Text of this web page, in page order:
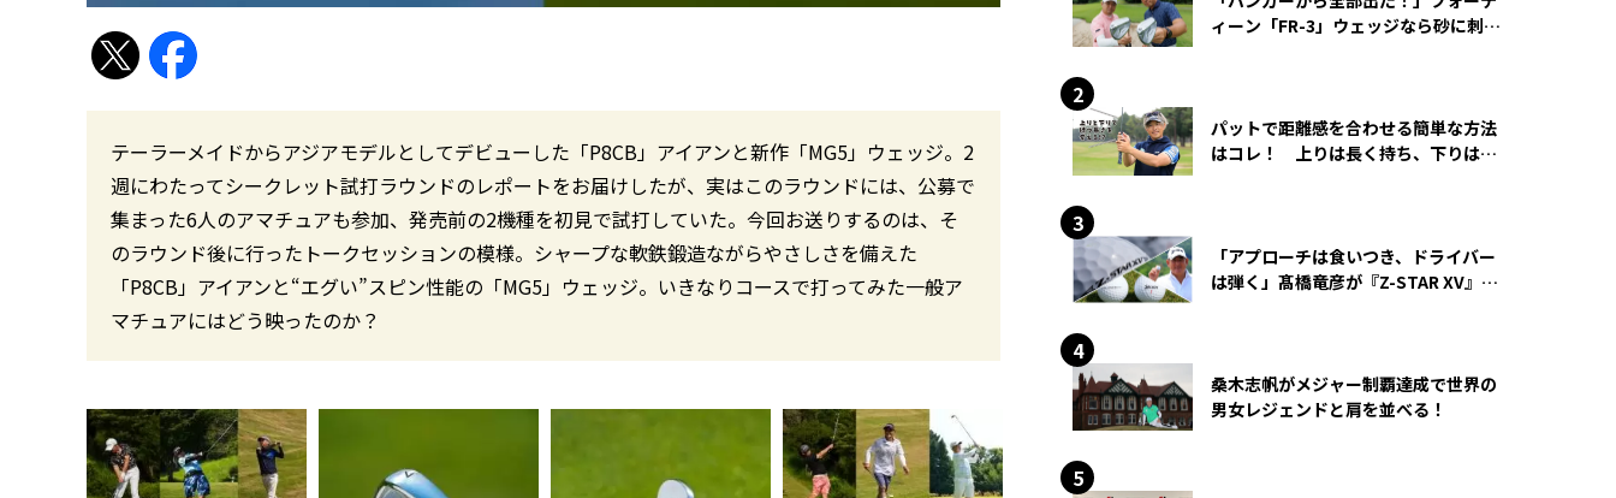
テーラーメイドからアジアモデルとしてデビューした「P8CB」アイアンと新作「MG5」ウェッジ。2
週にわたってシークレット試打ラウンドのレポートをお届けしたが、実はこのラウンドには、公募で
集まった6人のアマチュアも参加、発売前の2機種を初見で試打していた。今回お送りするのは、そ
のラウンド後に行ったトークセッションの模様。シャープな軟鉄鍛造ながらやさしさを備えた
「P8CB」アイアンと“エグい”スピン性能の「MG5」ウェッジ。いきなりコースで打ってみた一般ア
マチュアにはどう映ったのか？
ィーン「FR-3」ウェッジなら砂に刺さ
パットで距離感を合わせる簡単な方法
はコレ！ 上りは長く持ち、下りは短
「アプローチは食いつき、ドライバー
は弾く」髙橋竜彦が『Z-STAR XV』を
桑木志帆がメジャー制覇達成で世界の
男女レジェンドと肩を並べる！